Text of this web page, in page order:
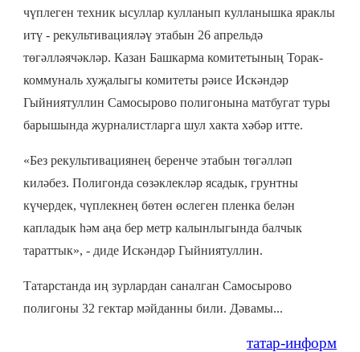
чүплеген техник ысуллар кулланып кулланышка яраклы
итү - рекультивацияләү этабын 26 апрельдә
төгәлләячәкләр. Казан Башкарма комитетының Торак-
коммуналь хуҗалыгы комитеты рәисе Искәндәр
Гыйниятуллин Самосырово полигонына матбугат туры
барышында журналистларга шул хакта хәбәр итте.
«Без рекультивациянең беренче этабын төгәлләп
киләбез. Полигонда сөзәклекләр ясадык, грунтны
күчердек, чүплекнең бөтен өслеген пленка белән
капладык һәм аңа бер метр калынлыгында балчык
тараттык», - диде Искәндәр Гыйниятуллин.
Татарстанда иң зурлардан саналган Самосырово
полигоны 32 гектар мәйданны били. Дәвамы...
татар-информ